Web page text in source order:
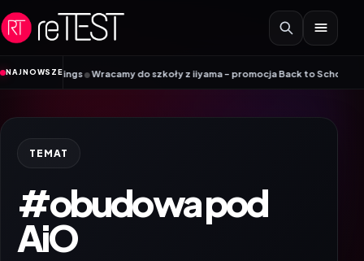
Przejdź do treści
NAJNOWSZE
•Wracamy do szkoły z iiyama – promocja Back to School na wybrane
TEMAT
#obudowa pod
AiO